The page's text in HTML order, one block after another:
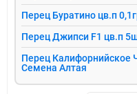
Перец Буратино цв.п
Перец Джипси F1 цв.п
Перец Калифорнийское
Семена Алтая